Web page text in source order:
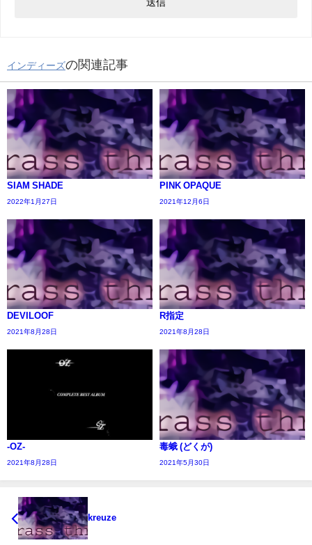
インディーズの関連記事
SIAM SHADE
2022年1月27日
PINK OPAQUE
2021年12月6日
DEVILOOF
2021年8月28日
R指定
2021年8月28日
-OZ-
2021年8月28日
毒蛾 (どくが)
2021年5月30日
kreuze